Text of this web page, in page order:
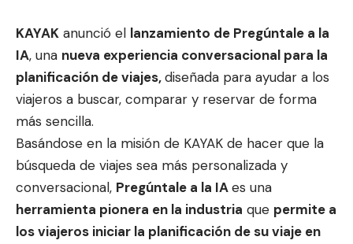
KAYAK anunció el lanzamiento de Pregúntale a la
IA, una nueva experiencia conversacional para la
planificación de viajes,diseñada para ayudar a los
viajeros a buscar, comparar y reservar de forma
más sencilla.
Basándose en la misión de KAYAK de hacer que la
búsqueda de viajes sea más personalizada y
conversacional, Pregúntale a la IAes una
herramienta pionera en la industria que permite a
los viajeros iniciar la planificación de su viaje en